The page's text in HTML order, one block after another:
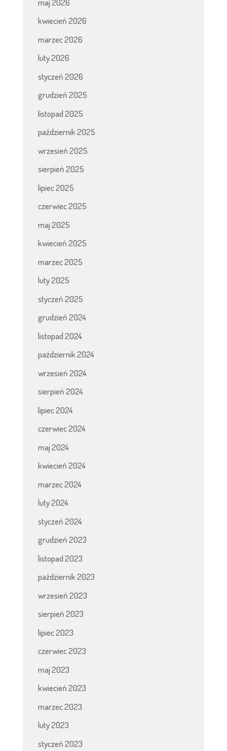
kwiecień 2026
marzec 2026
luty 2026
styczeń 2026
grudzień 2025
listopad 2025
październik 2025
wrzesień 2025
sierpień 2025
lipiec 2025
czerwiec 2025
maj 2025
kwiecień 2025
marzec 2025
luty 2025
styczeń 2025
grudzień 2024
listopad 2024
październik 2024
wrzesień 2024
sierpień 2024
lipiec 2024
czerwiec 2024
maj 2024
kwiecień 2024
marzec 2024
luty 2024
styczeń 2024
grudzień 2023
listopad 2023
październik 2023
wrzesień 2023
sierpień 2023
lipiec 2023
czerwiec 2023
maj 2023
kwiecień 2023
marzec 2023
luty 2023
styczeń 2023